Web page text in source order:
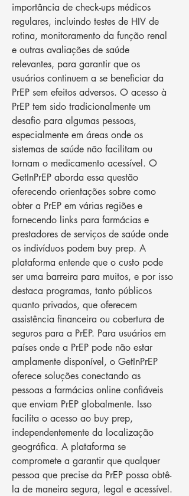
importância de check-ups médicos
regulares, incluindo testes de HIV de
rotina, monitoramento da função renal
e outras avaliações de saúde
relevantes, para garantir que os
usuários continuem a se beneficiar da
PrEP sem efeitos adversos. O acesso à
PrEP tem sido tradicionalmente um
desafio para algumas pessoas,
especialmente em áreas onde os
sistemas de saúde não facilitam ou
tornam o medicamento acessível. O
GetInPrEP aborda essa questão
oferecendo orientações sobre como
obter a PrEP em várias regiões e
fornecendo links para farmácias e
prestadores de serviços de saúde onde
os indivíduos podem buy prep. A
plataforma entende que o custo pode
ser uma barreira para muitos, e por isso
destaca programas, tanto públicos
quanto privados, que oferecem
assistência financeira ou cobertura de
seguros para a PrEP. Para usuários em
países onde a PrEP pode não estar
amplamente disponível, o GetInPrEP
oferece soluções conectando as
pessoas a farmácias online confiáveis
que enviam PrEP globalmente. Isso
facilita o acesso ao buy prep,
independentemente da localização
geográfica. A plataforma se
compromete a garantir que qualquer
pessoa que precise da PrEP possa obtê-
la de maneira segura, legal e acessível.